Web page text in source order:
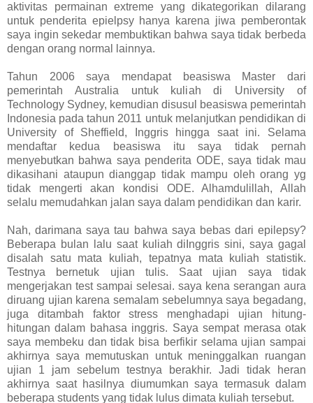
aktivitas permainan extreme yang dikategorikan dilarang
untuk penderita epielpsy hanya karena jiwa pemberontak
saya ingin sekedar membuktikan bahwa saya tidak berbeda
dengan orang normal lainnya.
Tahun 2006 saya mendapat beasiswa Master dari
pemerintah Australia untuk kuliah di University of
Technology Sydney, kemudian disusul beasiswa pemerintah
Indonesia pada tahun 2011 untuk melanjutkan pendidikan di
University of Sheffield, Inggris hingga saat ini. Selama
mendaftar kedua beasiswa itu saya tidak pernah
menyebutkan bahwa saya penderita ODE, saya tidak mau
dikasihani ataupun dianggap tidak mampu oleh orang yg
tidak mengerti akan kondisi ODE. Alhamdulillah, Allah
selalu memudahkan jalan saya dalam pendidikan dan karir.
Nah, darimana saya tau bahwa saya bebas dari epilepsy?
Beberapa bulan lalu saat kuliah diInggris sini, saya gagal
disalah satu mata kuliah, tepatnya mata kuliah statistik.
Testnya bernetuk ujian tulis. Saat ujian saya tidak
mengerjakan test sampai selesai. saya kena serangan aura
diruang ujian karena semalam sebelumnya saya begadang,
juga ditambah faktor stress menghadapi ujian hitung-
hitungan dalam bahasa inggris. Saya sempat merasa otak
saya membeku dan tidak bisa berfikir selama ujian sampai
akhirnya saya memutuskan untuk meninggalkan ruangan
ujian 1 jam sebelum testnya berakhir. Jadi tidak heran
akhirnya saat hasilnya diumumkan saya termasuk dalam
beberapa students yang tidak lulus dimata kuliah tersebut.